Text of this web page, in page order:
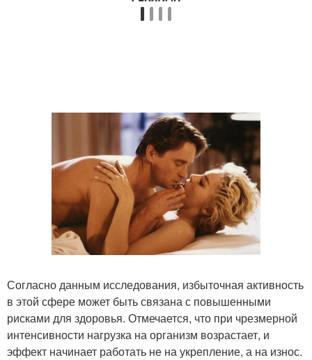
Согласно данным исследования, избыточная активность
в этой сфере может быть связана с повышенными
рисками для здоровья. Отмечается, что при чрезмерной
интенсивности нагрузка на организм возрастает, и
эффект начинает работать не на укрепление, а на износ.